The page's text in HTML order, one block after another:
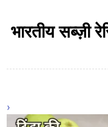
भारतीय सब्ज़ी